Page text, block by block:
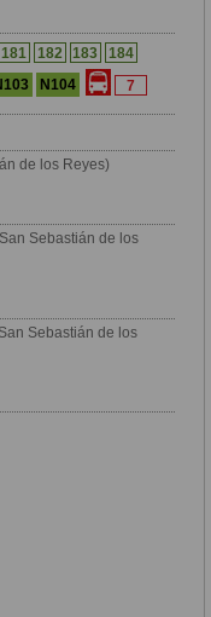
181 182 183
184
N104 7
de los Reyes)
Sebastián de los
Sebastián de los